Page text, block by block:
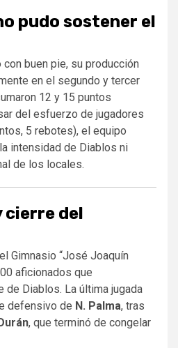
pudo sostener el
buen pie, su producción
en el segundo y tercer
12 y 15 puntos
del esfuerzo de jugadores
5 rebotes), el equipo
intensidad de Diablos ni
de los locales.
del
Gimnasio “José Joaquín
aficionados que
de Diablos. La última jugada
defensivo de N. Palma, tras
, que terminó de congelar